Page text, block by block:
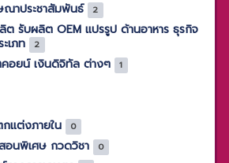
ณาประชาสัมพันธ์ 2
ต รับผลิต OEM แปรรูป ด้านอาหาร ธุรกิจ
เภท
2
คอยน์ เงินดิจิทัล ต่างๆ 1
แต่งภายใน 0
อนพิเศษ กวดวิชา 0